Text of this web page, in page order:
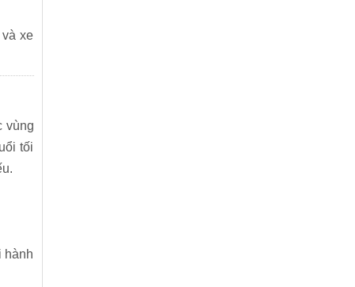
xe
vùng
tối
hành